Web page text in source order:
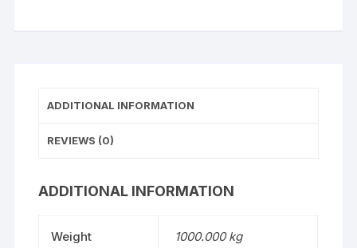
ADDITIONAL INFORMATION
REVIEWS (0)
ADDITIONAL INFORMATION
Weight 1000.000 kg